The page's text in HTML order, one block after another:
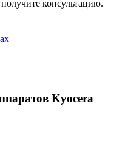
консультацию.
Kyocera